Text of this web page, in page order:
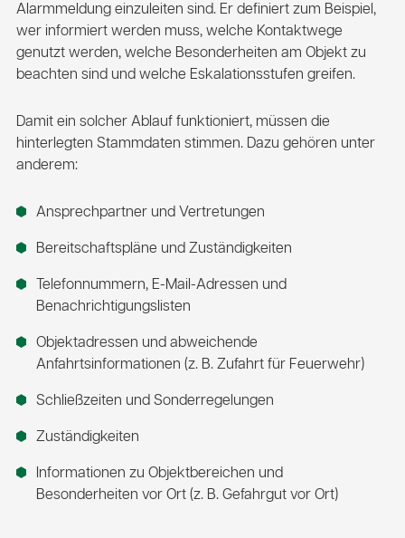
Alarmmeldung einzuleiten sind. Er definiert zum Beispiel,
wer informiert werden muss, welche Kontaktwege
genutzt werden, welche Besonderheiten am Objekt zu
beachten sind und welche Eskalationsstufen greifen.
Damit ein solcher Ablauf funktioniert, müssen die
hinterlegten Stammdaten stimmen. Dazu gehören unter
anderem:
Ansprechpartner und Vertretungen
Bereitschaftspläne und Zuständigkeiten
Telefonnummern, E-Mail-Adressen und
Benachrichtigungslisten
Objektadressen und abweichende
Anfahrtsinformationen (z. B. Zufahrt für Feuerwehr)
Schließzeiten und Sonderregelungen
Zuständigkeiten
Informationen zu Objektbereichen und
Besonderheiten vor Ort (z. B. Gefahrgut vor Ort)